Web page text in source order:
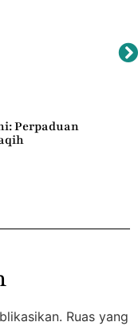
Perpaduan
Ruas yang